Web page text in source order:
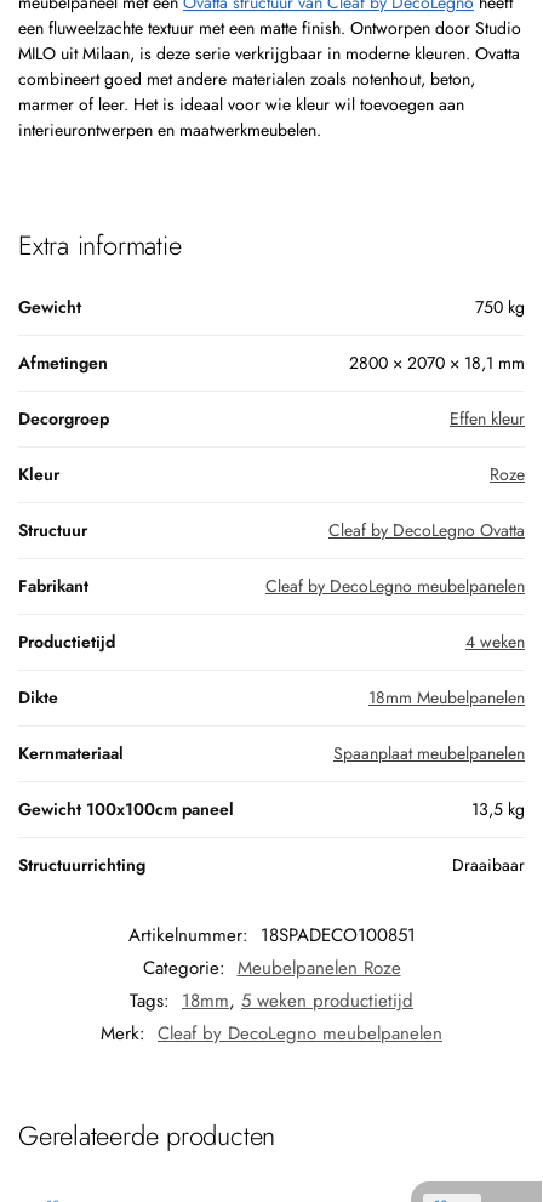
een fluweelzachte textuur met een matte finish. Ontworpen door Studio
MILO uit Milaan, is deze serie verkrijgbaar in moderne kleuren. Ovatta
combineert goed met andere materialen zoals notenhout, beton,
marmer of leer. Het is ideaal voor wie kleur wil toevoegen aan
interieurontwerpen en maatwerkmeubelen.
Extra informatie
Gewicht 750 kg
Afmetingen 2800 × 2070 × 18,1 mm
Decorgroep Effen kleur
Kleur Roze
Structuur Cleaf by DecoLegno Ovatta
Fabrikant Cleaf by DecoLegno meubelpanelen
Productietijd 4 weken
Dikte 18mm Meubelpanelen
Kernmateriaal Spaanplaat meubelpanelen
Gewicht 100x100cm paneel 13,5 kg
Structuurrichting Draaibaar
Artikelnummer: 18SPADECO100851
Categorie: Meubelpanelen Roze
Tags: 18mm, 5 weken productietijd
Merk: Cleaf by DecoLegno meubelpanelen
Gerelateerde producten